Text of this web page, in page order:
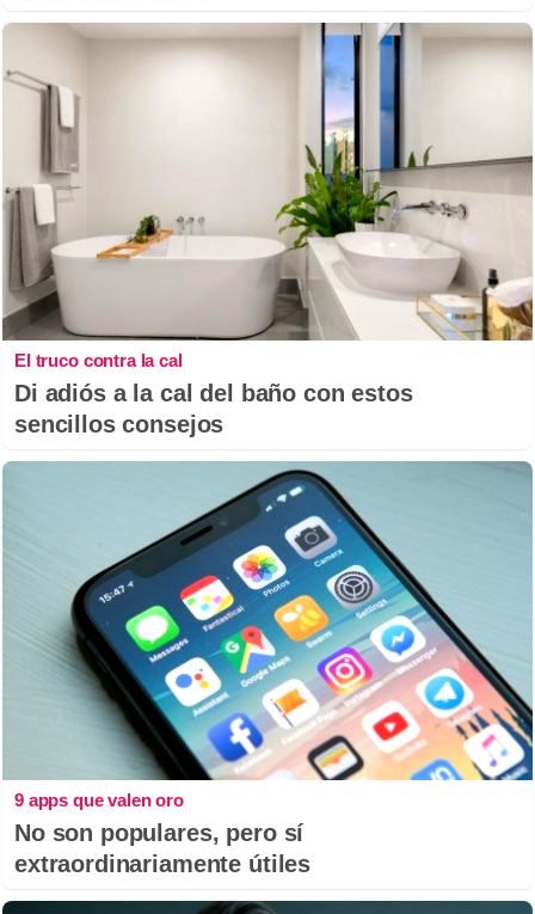
El truco contra la cal
Di adiós a la cal del baño con estos
sencillos consejos
9 apps que valen oro
No son populares, pero sí
extraordinariamente útiles